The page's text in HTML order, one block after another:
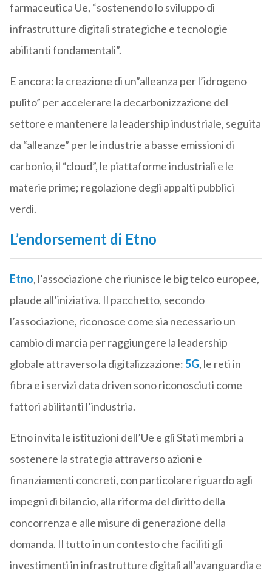
farmaceutica Ue, “sostenendo lo sviluppo di
infrastrutture digitali strategiche e tecnologie
abilitanti fondamentali”.
E ancora: la creazione di un”alleanza per l’idrogeno
pulito” per accelerare la decarbonizzazione del
settore e mantenere la leadership industriale, seguita
da “alleanze” per le industrie a basse emissioni di
carbonio, il “cloud”, le piattaforme industriali e le
materie prime; regolazione degli appalti pubblici
verdi.
L’endorsement di Etno
Etno, l’associazione che riunisce le big telco europee,
plaude all’iniziativa. Il pacchetto, secondo
l’associazione, riconosce come sia necessario un
cambio di marcia per raggiungere la leadership
globale attraverso la digitalizzazione:5G, le reti in
fibra e i servizi data driven sono riconosciuti come
fattori abilitanti l’industria.
Etno invita le istituzioni dell’Ue e gli Stati membri a
sostenere la strategia attraverso azioni e
finanziamenti concreti, con particolare riguardo agli
impegni di bilancio, alla riforma del diritto della
concorrenza e alle misure di generazione della
domanda. Il tutto in un contesto che faciliti gli
investimenti in infrastrutture digitali all’avanguardia e